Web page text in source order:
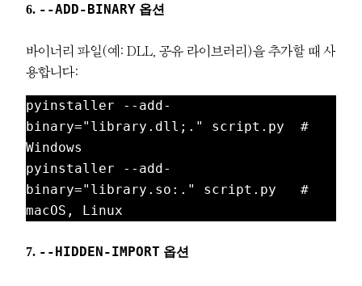
6. --ADD-BINARY 옵션
바이너리 파일(예: DLL, 공유 라이브러리)을 추가할 때 사
용합니다:
pyinstaller --add-
binary="library.dll;." script.py  #
Windows
pyinstaller --add-
binary="library.so:." script.py   #
macOS, Linux
7. --HIDDEN-IMPORT 옵션